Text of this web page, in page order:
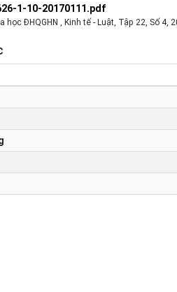
1-10-20170111.pdf
học ĐHQGHN , Kinh tế - Luật, Tập 22, Số 4,